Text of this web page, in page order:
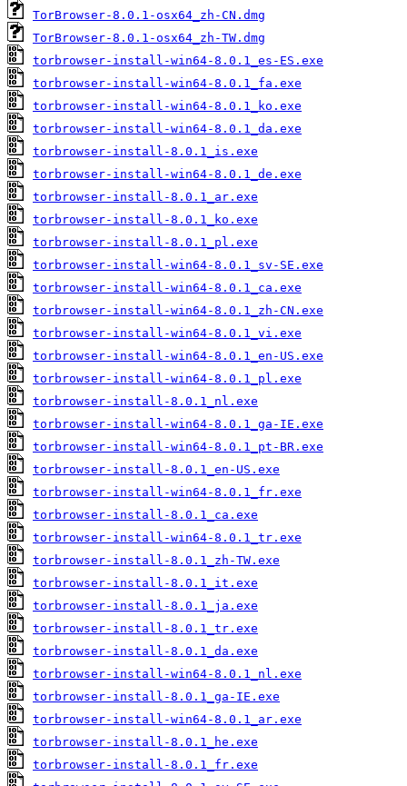
TorBrowser-8.0.1-osx64_zh-CN.dmg
TorBrowser-8.0.1-osx64_zh-TW.dmg
torbrowser-install-win64-8.0.1_es-ES.exe
torbrowser-install-win64-8.0.1_fa.exe
torbrowser-install-win64-8.0.1_ko.exe
torbrowser-install-win64-8.0.1_da.exe
torbrowser-install-8.0.1_is.exe
torbrowser-install-win64-8.0.1_de.exe
torbrowser-install-8.0.1_ar.exe
torbrowser-install-8.0.1_ko.exe
torbrowser-install-8.0.1_pl.exe
torbrowser-install-win64-8.0.1_sv-SE.exe
torbrowser-install-win64-8.0.1_ca.exe
torbrowser-install-win64-8.0.1_zh-CN.exe
torbrowser-install-win64-8.0.1_vi.exe
torbrowser-install-win64-8.0.1_en-US.exe
torbrowser-install-win64-8.0.1_pl.exe
torbrowser-install-8.0.1_nl.exe
torbrowser-install-win64-8.0.1_ga-IE.exe
torbrowser-install-win64-8.0.1_pt-BR.exe
torbrowser-install-8.0.1_en-US.exe
torbrowser-install-win64-8.0.1_fr.exe
torbrowser-install-8.0.1_ca.exe
torbrowser-install-win64-8.0.1_tr.exe
torbrowser-install-8.0.1_zh-TW.exe
torbrowser-install-8.0.1_it.exe
torbrowser-install-8.0.1_ja.exe
torbrowser-install-8.0.1_tr.exe
torbrowser-install-8.0.1_da.exe
torbrowser-install-win64-8.0.1_nl.exe
torbrowser-install-8.0.1_ga-IE.exe
torbrowser-install-win64-8.0.1_ar.exe
torbrowser-install-8.0.1_he.exe
torbrowser-install-8.0.1_fr.exe